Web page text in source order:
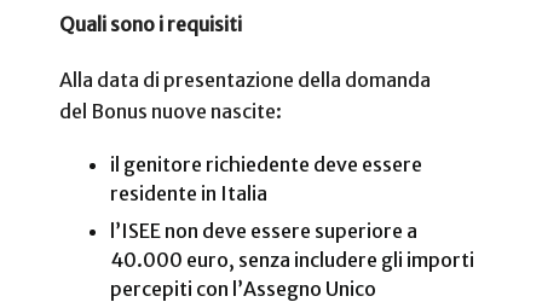
Quali sono i requisiti
Alla data di presentazione della domanda
del Bonus nuove nascite:
il genitore richiedente deve essere
residente in Italia
l’ISEE non deve essere superiore a
40.000 euro, senza includere gli importi
percepiti con l’Assegno Unico